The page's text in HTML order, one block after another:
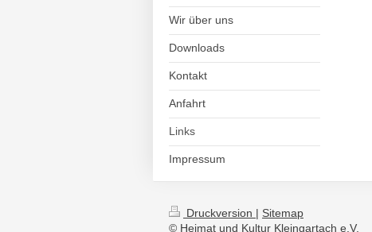
Wir über uns
Downloads
Kontakt
Anfahrt
Links
Impressum
Druckversion | Sitemap
© Heimat und Kultur Kleingartach e.V.